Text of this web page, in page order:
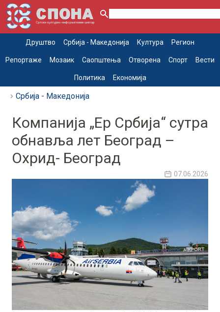
Друштво Србија - Македонија Култура Регион
Репортаже Мозаик Саопштења Отворена Спорт Вести
Политика Економија
Србија - Македонија
Компанија „Ер Србија“ сутра
обнавља лет Београд –
Охрид- Београд
07.06.2026